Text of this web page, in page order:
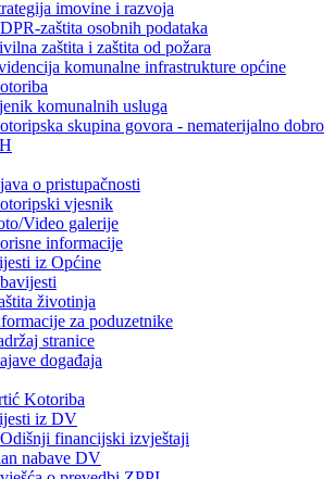
imovine i razvoja
zaštita osobnih podataka
zaštita i zaštita od požara
komunalne infrastrukture općine
komunalnih usluga
skupina govora - nematerijalno dobro
o pristupačnosti
vjesnik
Video galerije
informacije
iz Općine
životinja
za poduzetnike
stranice
događaja
Kotoriba
iz DV
financijski izvještaji
nabave DV